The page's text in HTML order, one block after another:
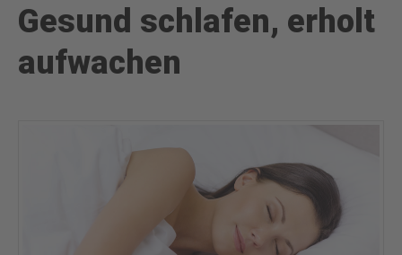
Gesund schlafen, erholt
aufwachen